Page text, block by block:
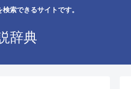
索できるサイトです。
辞典